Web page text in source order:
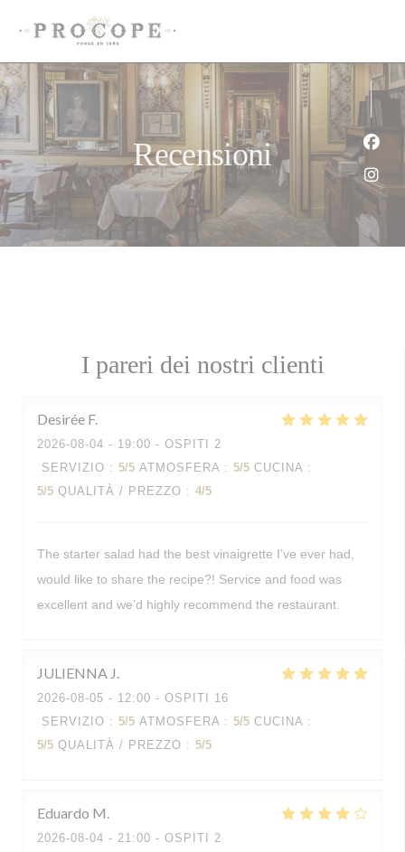
Recensioni
I pareri dei nostri clienti
Desirée F
2026-08-04 - 19:00 - OSPITI 2
SERVIZIO : 5/5 ATMOSFERA : 5/5 CUCINA :
5/5 QUALITÀ / PREZZO : 4/5
The starter salad had the best vinaigrette I’ve ever had,
would like to share the recipe?! Service and food was
excellent and we’d highly recommend the restaurant.
JULIENNA J
2026-08-05 - 12:00 - OSPITI 16
SERVIZIO : 5/5 ATMOSFERA : 5/5 CUCINA :
5/5 QUALITÀ / PREZZO : 5/5
Eduardo M
2026-08-04 - 21:00 - OSPITI 2